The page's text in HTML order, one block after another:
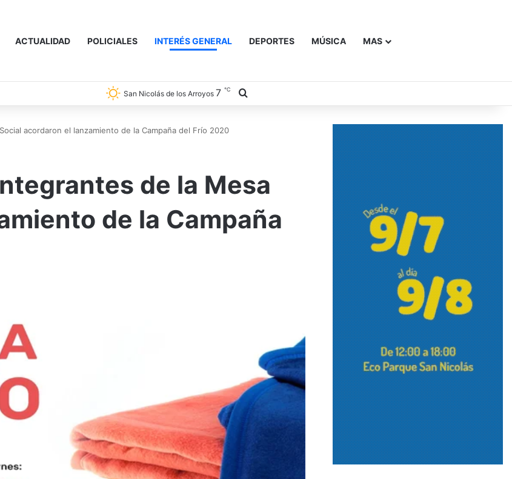
ACTUALIDAD POLICIALES INTERÉS GENERAL DEPORTES MÚSICA MAS
San Nicolás de los Arroyos 7 ℃ Buscar
acordaron el lanzamiento de la Campaña del Frío 2020
de la Mesa
de la Campaña